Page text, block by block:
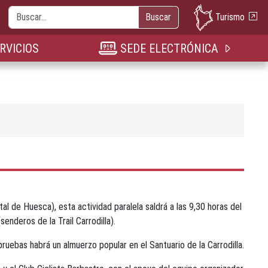
pestaña
pestaña
en nueva pestaña
Buscar Buscar Turismo
SEDE ELECTRÓNICA
de Huesca), esta actividad paralela saldrá a las 9,30 horas del
de la Trail Carrodilla).
habrá un almuerzo popular en el Santuario de la Carrodilla.